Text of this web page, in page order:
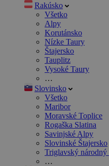
Rakúsko
Všetko
Alpy
Korutánsko
Nízke Taury
Štajersko
Tauplitz
Vysoké Taury
…
Slovinsko
Všetko
Maribor
Moravské Toplice
Rogaška Slatina
Savinjské Alpy
Slovinské Štajersko
Triglavský národný
…